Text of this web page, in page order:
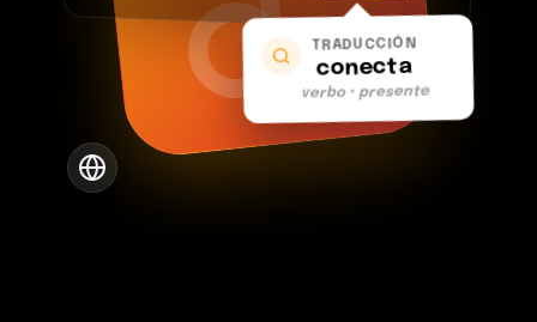
TRADUCCIÓN
conecta
verbo • presente